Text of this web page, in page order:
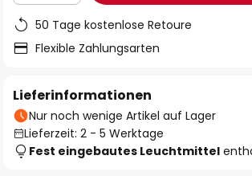
50 Tage kostenlose Retoure
Flexible Zahlungsarten
Lieferinformationen
Nur noch wenige Artikel auf Lager
Lieferzeit: 2 - 5 Werktage
Fest eingebautes Leuchtmittel